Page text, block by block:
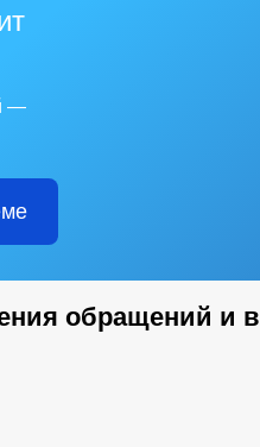
—
обращений и